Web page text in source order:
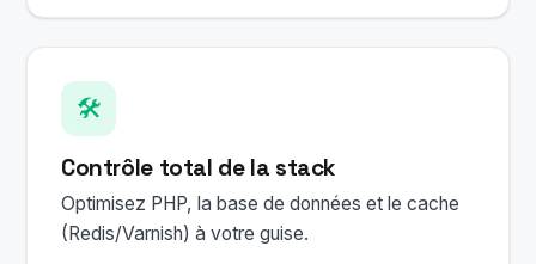
🛠️
Contrôle total de la stack
Optimisez PHP, la base de données et le cache
(Redis/Varnish) à votre guise.